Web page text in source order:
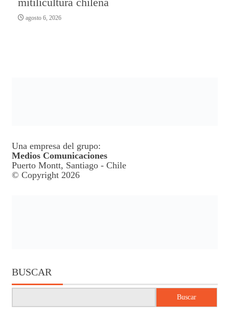
agosto 6, 2026
Una empresa del grupo:
Medios Comunicaciones
Puerto Montt, Santiago - Chile
© Copyright 2026
BUSCAR
Buscar